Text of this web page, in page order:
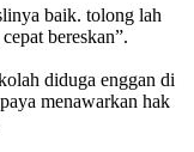
baik. tolong lah
bereskan”.
diduga enggan di
menawarkan hak